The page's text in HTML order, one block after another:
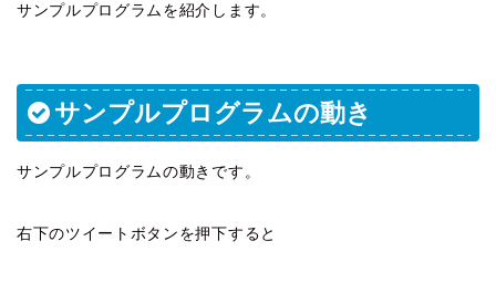
サンプルプログラムを紹介します。
サンプルプログラムの動き
サンプルプログラムの動きです。
右下のツイートボタンを押下すると